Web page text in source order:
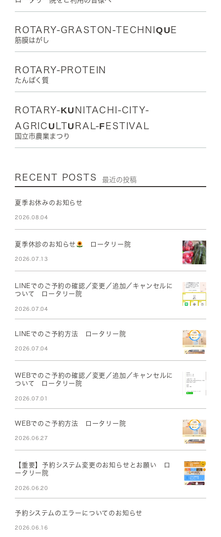
ROTARY-GRASTON-TECHNIQUE
筋膜はがし
ROTARY-PROTEIN
たんぱく質
ROTARY-KUNITACHI-CITY-
AGRICULTURAL-FESTIVAL
国立市農業まつり
RECENT POSTS 最近の投稿
夏季お休みのお知らせ
2026.08.04
夏季休診のお知らせ ロータリー院
2026.07.13
LINEでのご予約の確認／変更／追加／キャンセルに
ついて ロータリー院
2026.07.04
LINEでのご予約方法 ロータリー院
2026.07.04
WEBでのご予約の確認／変更／追加／キャンセルに
ついて ロータリー院
2026.07.01
WEBでのご予約方法 ロータリー院
2026.06.27
【重要】予約システム変更のお知らせとお願い ロ
ータリー院
2026.06.20
予約システムのエラーについてのお知らせ
2026.06.16